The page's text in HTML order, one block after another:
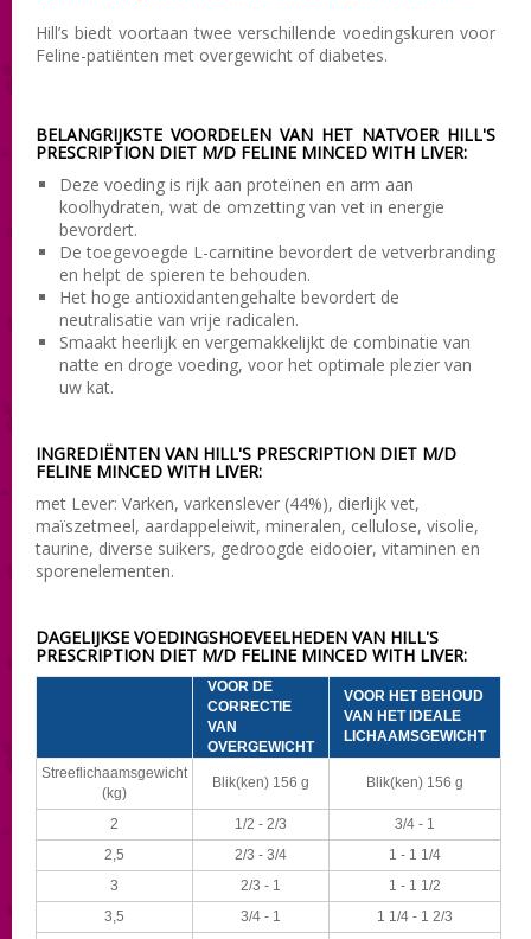
Hill’s biedt voortaan twee verschillende voedingskuren voor
Feline-patiënten met overgewicht of diabetes.
BELANGRIJKSTE VOORDELEN VAN HET NATVOER HILL'S
PRESCRIPTION DIET M/D FELINE MINCED WITH LIVER:
Deze voeding is rijk aan proteïnen en arm aan
koolhydraten, wat de omzetting van vet in energie
bevordert.
De toegevoegde L-carnitine bevordert de vetverbranding
en helpt de spieren te behouden.
Het hoge antioxidantengehalte bevordert de
neutralisatie van vrije radicalen.
Smaakt heerlijk en vergemakkelijkt de combinatie van
natte en droge voeding, voor het optimale plezier van
uw kat.
INGREDIËNTEN VAN HILL'S PRESCRIPTION DIET M/D
FELINE MINCED WITH LIVER:
met Lever: Varken, varkenslever (44%), dierlijk vet,
maïszetmeel, aardappeleiwit, mineralen, cellulose, visolie,
taurine, diverse suikers, gedroogde eidooier, vitaminen en
sporenelementen.
DAGELIJKSE VOEDINGSHOEVEELHEDEN VAN HILL'S
PRESCRIPTION DIET M/D FELINE MINCED WITH LIVER:
VOOR DE
CORRECTIE
VAN
OVERGEWICHT
VOOR HET BEHOUD
VAN HET IDEALE
LICHAAMSGEWICHT
Streeflichaamsgewicht
(kg)
Blik(ken) 156 g Blik(ken) 156 g
2 1/2 - 2/3
3/4 - 1
2,5
2/3 - 3/4
1 - 1 1/4
3
2/3 - 1
1 - 1 1/2
3,5
3/4 - 1
1 1/4 - 1 2/3